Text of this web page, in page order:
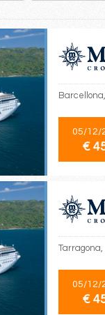
05/12/
€
05/12/
€